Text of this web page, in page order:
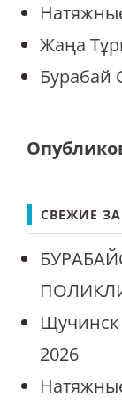
Жаңа
Бурабай
СВЕЖИЕ
Щучинск
2026